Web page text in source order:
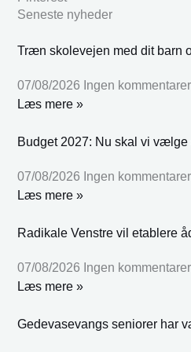
Seneste nyheder
Træn skolevejen med dit barn
07/08/2026 Ingen kommentarer
Læs mere »
Budget 2027: Nu skal vi
07/08/2026 Ingen kommentarer
Læs mere »
Radikale Venstre vil etablere
07/08/2026 Ingen kommentarer
Læs mere »
Gedevasevangs seniorer har